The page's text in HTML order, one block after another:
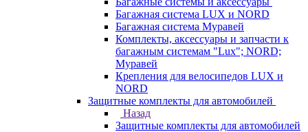
Багажная система LUX и NORD
Багажная система Муравей
Комплекты, аксессуары и запчасти к
багажным системам "Lux"; NORD;
Муравей
Крепления для велосипедов LUX и
NORD
Защитные комплекты для автомобилей
Назад
Защитные комплекты для автомобилей